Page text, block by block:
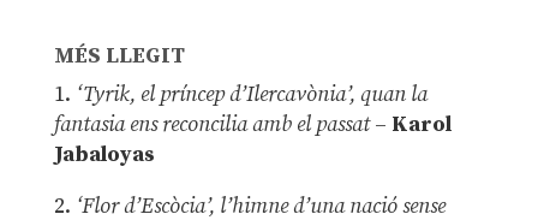
MÉS LLEGIT
1. ‘Tyrik, el príncep d’Ilercavònia’, quan la
fantasia ens reconcilia amb el passat– Karol
Jabaloyas
2. ‘Flor d’Escòcia’, l’himne d’una nació sense